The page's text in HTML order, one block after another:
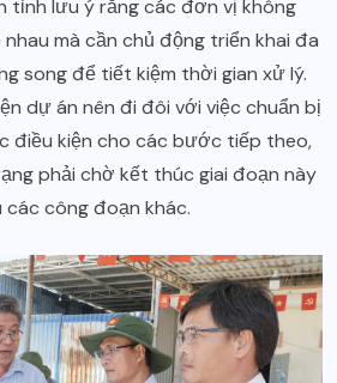
tỉnh lưu ý rằng các đơn vị không
nhau mà cần chủ động triển khai đa
song để tiết kiệm thời gian xử lý.
dự án nên đi đôi với việc chuẩn bị
điều kiện cho các bước tiếp theo,
phải chờ kết thúc giai đoạn này
công đoạn khác.